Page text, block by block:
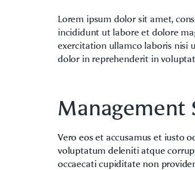
Lorem ipsum dolor sit amet,
incididunt ut labore et dolore
exercitation ullamco laboris nisi
dolor in reprehenderit in
Management
Vero eos et accusamus et iusto
voluptatum deleniti atque
occaecati cupiditate non